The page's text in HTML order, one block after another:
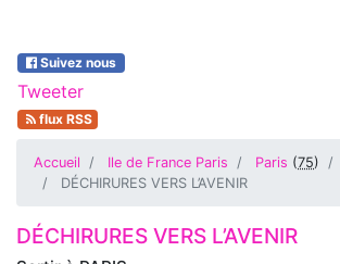
Suivez nous
Tweeter
flux RSS
Accueil Ile de France Paris Paris (75)
DÉCHIRURES VERS L’AVENIR
DÉCHIRURES VERS L’AVENIR